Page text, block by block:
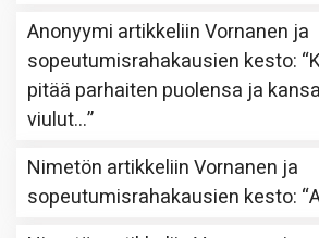
Anonyymi artikkeliinVornanen ja
sopeutumisrahakausien kesto: “
pitää parhaiten puolensa ja
viulut…”
Nimetön artikkeliinVornanen ja
sopeutumisrahakausien kesto: “